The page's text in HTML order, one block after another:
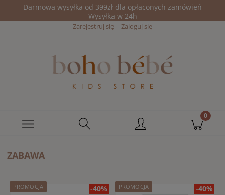
Darmowa wysyłka od 399zł dla opłaconych zamówień
Wysyłka w 24h
Zarejestruj się Zaloguj się
ZABAWA
-40%
PROMOCJA -40%
PROMOCJA